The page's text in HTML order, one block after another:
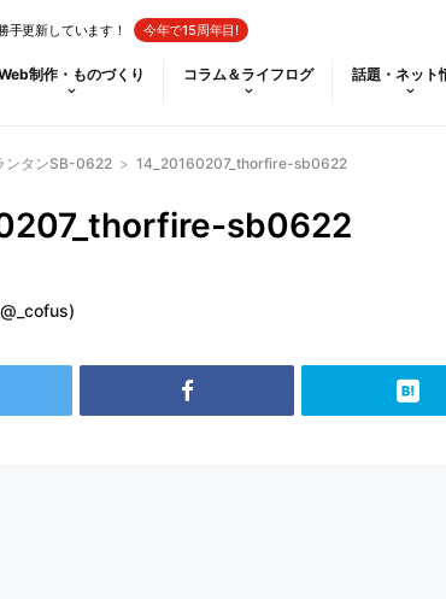
更新しています！ 今年で15周年目!
制作・ものづくり コラム＆ライフログ 話題・ネット
ンタンSB-0622 > 14_20160207_thorfire-sb0622
sb0622